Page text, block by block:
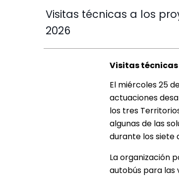
Visitas técnicas a los
2026
Visitas técnicas
El miércoles 25
actuaciones
los tres
algunas de las
durante los siete
La organización
autobús para las